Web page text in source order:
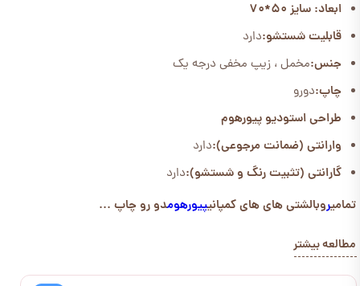
ابعاد: سایز 50*70
قابلیت شستشو:دارد
جنس:مخمل ، زیپ مخفی درجه یک
چاپ:دورو
طراحی استودیو پیورهوم
وارانتی (ضمانت مرجوعی):دارد
گارانتی (تثبیت رنگ و شستشو):دارد
تمامیروبالشتی های های کمپانیپیورهومدو رو چاپ ...
مطالعه بیشتر